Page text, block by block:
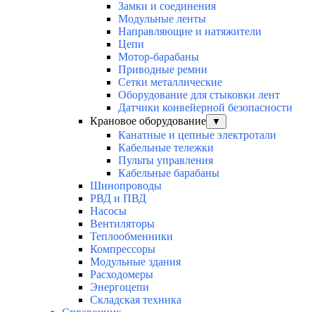
Замки и соединения
Модульные ленты
Направляющие и натяжители
Цепи
Мотор-барабаны
Приводные ремни
Сетки металлические
Оборудование для стыковки лент
Датчики конвейерной безопасности
Крановое оборудование
▼
Канатные и цепные электротали
Кабельные тележки
Пульты управления
Кабельные барабаны
Шинопроводы
РВД и ПВД
Насосы
Вентиляторы
Теплообменники
Компрессоры
Модульные здания
Расходомеры
Энергоцепи
Складская техника